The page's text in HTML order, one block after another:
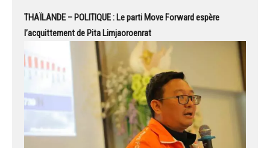
THAÏLANDE – POLITIQUE : Le parti Move Forward espère
l’acquittement de Pita Limjaoroenrat